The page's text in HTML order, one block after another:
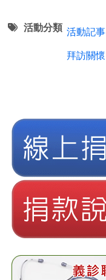
活動分類 活動記事
拜訪關懷